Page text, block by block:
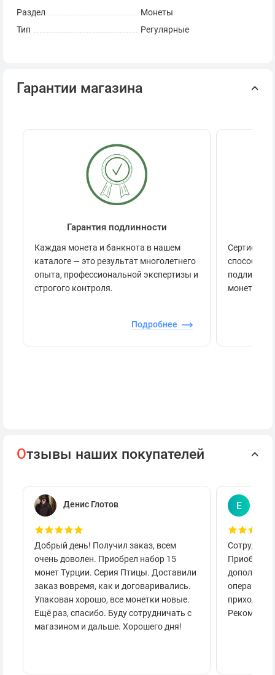
Раздел
Монеты
Тип
Регулярные
Гарантии магазина
Гарантия подлинности
Каждая монета и банкнота в нашем
каталоге — это результат многолетнего
опыта, профессиональной экспертизы и
строгого контроля.
Подробнее
способов
монеты.
Отзывы наших покупателей
Денис Глотов
Добрый день! Получил заказ, всем
очень доволен. Приобрел набор 15
монет Турции. Серия Птицы. Доставили
заказ вовремя, как и договаривались.
Упакован хорошо, все монетки новые.
Ещё раз, спасибо. Буду сотрудничать с
магазином и дальше. Хорошего дня!
Е
приходило